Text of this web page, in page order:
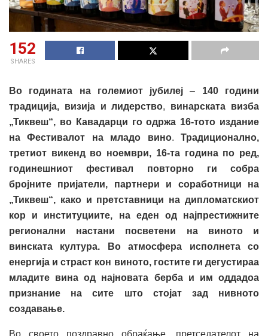
152
SHARES
Во годината на големиот јубилеј– 140 години
традиција, визија и лидерство, винарската визба
„Тиквеш“, во Кавадарци го одржа 16-тото издание
на Фестивалот на младо вино. Традиционално,
третиот викенд во ноември, 16-та година по ред,
годинешниот фестивал повторно ги собра
бројните пријатели, партнери и соработници на
„Тиквеш“, како и претставници на дипломатскиот
кор и институциите, на еден од најпрестижните
регионални настани посветени на виното и
винската култура. Во атмосфера исполнета со
енергија и страст кон виното, гостите ги дегустираа
младите вина од најновата берба и им оддадоа
признание на сите што стојат зад нивното
создавање.